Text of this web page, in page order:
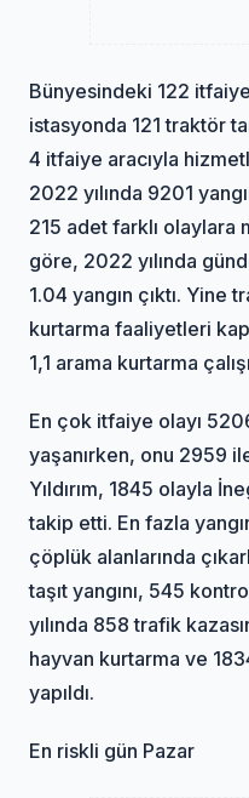
Bünyesindeki 122
istasyonda 121 traktör
4 itfaiye aracıyla
2022 yılında 9201
215 adet farklı olaylara
göre, 2022 yılında
1.04 yangın çıktı. Yine
kurtarma faaliyetleri
1,1 arama kurtarma
En çok itfaiye olayı
yaşanırken, onu 2959
Yıldırım, 1845 olayla
takip etti. En fazla
çöplük alanlarında
taşıt yangını, 545
yılında 858 trafik
hayvan kurtarma ve
yapıldı.
En riskli gün Pazar